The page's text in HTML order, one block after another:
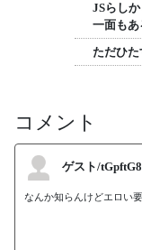
JSらし
一面もあ
ただひた
コメント
ゲスト/
なんか知らんけどエロい